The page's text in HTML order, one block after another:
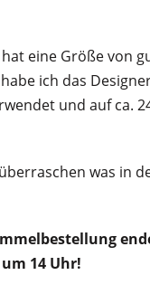
hat eine Größe von
ich das
und auf ca.
was in
14 Uhr!